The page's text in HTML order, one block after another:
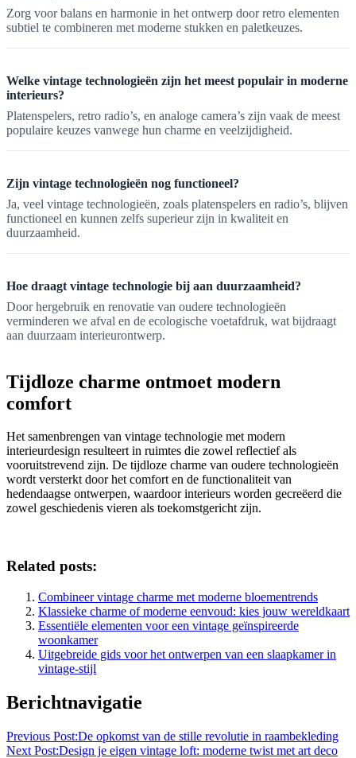
Zorg voor balans en harmonie in het ontwerp door retro elementen
subtiel te combineren met moderne stukken en paletkeuzes.
Welke vintage technologieën zijn het meest populair in moderne
interieurs?
Platenspelers, retro radio’s, en analoge camera’s zijn vaak de meest
populaire keuzes vanwege hun charme en veelzijdigheid.
Zijn vintage technologieën nog functioneel?
Ja, veel vintage technologieën, zoals platenspelers en radio’s, blijven
functioneel en kunnen zelfs superieur zijn in kwaliteit en
duurzaamheid.
Hoe draagt vintage technologie bij aan duurzaamheid?
Door hergebruik en renovatie van oudere technologieën
verminderen we afval en de ecologische voetafdruk, wat bijdraagt
aan duurzaam interieurontwerp.
Tijdloze charme ontmoet modern
comfort
Het samenbrengen van vintage technologie met modern
interieurdesign resulteert in ruimtes die zowel reflectief als
vooruitstrevend zijn. De tijdloze charme van oudere technologieën
wordt versterkt door het comfort en de functionaliteit van
hedendaagse ontwerpen, waardoor interieurs worden gecreëerd die
zowel geschiedenis vieren als toekomstgericht zijn.
Related posts:
Combineer vintage charme met moderne bloementrends
Klassieke charme of moderne eenvoud: kies jouw wereldkaart
Essentiële elementen voor een vintage geïnspireerde
woonkamer
Uitgebreide gids voor het ontwerpen van een slaapkamer in
vintage-stijl
Berichtnavigatie
Previous Post:De opkomst van de stille revolutie in raambekleding
Next Post:Design je eigen vintage loft: moderne twist met art deco